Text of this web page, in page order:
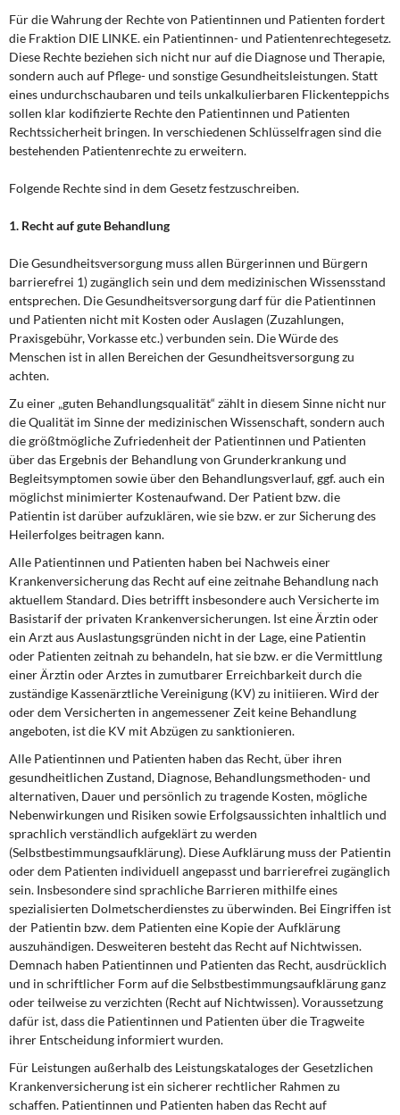
Für die Wahrung der Rechte von Patientinnen und Patienten fordert
die Fraktion DIE LINKE. ein Patientinnen- und Patientenrechtegesetz.
Diese Rechte beziehen sich nicht nur auf die Diagnose und Therapie,
sondern auch auf Pflege- und sonstige Gesundheitsleistungen. Statt
eines undurchschaubaren und teils unkalkulierbaren Flickenteppichs
sollen klar kodifizierte Rechte den Patientinnen und Patienten
Rechtssicherheit bringen. In verschiedenen Schlüsselfragen sind die
bestehenden Patientenrechte zu erweitern.
Folgende Rechte sind in dem Gesetz festzuschreiben.
1. Recht auf gute Behandlung
Die Gesundheitsversorgung muss allen Bürgerinnen und Bürgern
barrierefrei 1) zugänglich sein und dem medizinischen Wissensstand
entsprechen. Die Gesundheitsversorgung darf für die Patientinnen
und Patienten nicht mit Kosten oder Auslagen (Zuzahlungen,
Praxisgebühr, Vorkasse etc.) verbunden sein. Die Würde des
Menschen ist in allen Bereichen der Gesundheitsversorgung zu
achten.
Zu einer „guten Behandlungsqualität“ zählt in diesem Sinne nicht nur
die Qualität im Sinne der medizinischen Wissenschaft, sondern auch
die größtmögliche Zufriedenheit der Patientinnen und Patienten
über das Ergebnis der Behandlung von Grunderkrankung und
Begleitsymptomen sowie über den Behandlungsverlauf, ggf. auch ein
möglichst minimierter Kostenaufwand. Der Patient bzw. die
Patientin ist darüber aufzuklären, wie sie bzw. er zur Sicherung des
Heilerfolges beitragen kann.
Alle Patientinnen und Patienten haben bei Nachweis einer
Krankenversicherung das Recht auf eine zeitnahe Behandlung nach
aktuellem Standard. Dies betrifft insbesondere auch Versicherte im
Basistarif der privaten Krankenversicherungen. Ist eine Ärztin oder
ein Arzt aus Auslastungsgründen nicht in der Lage, eine Patientin
oder Patienten zeitnah zu behandeln, hat sie bzw. er die Vermittlung
einer Ärztin oder Arztes in zumutbarer Erreichbarkeit durch die
zuständige Kassenärztliche Vereinigung (KV) zu initiieren. Wird der
oder dem Versicherten in angemessener Zeit keine Behandlung
angeboten, ist die KV mit Abzügen zu sanktionieren.
Alle Patientinnen und Patienten haben das Recht, über ihren
gesundheitlichen Zustand, Diagnose, Behandlungsmethoden- und
alternativen, Dauer und persönlich zu tragende Kosten, mögliche
Nebenwirkungen und Risiken sowie Erfolgsaussichten inhaltlich und
sprachlich verständlich aufgeklärt zu werden
(Selbstbestimmungsaufklärung). Diese Aufklärung muss der Patientin
oder dem Patienten individuell angepasst und barrierefrei zugänglich
sein. Insbesondere sind sprachliche Barrieren mithilfe eines
spezialisierten Dolmetscherdienstes zu überwinden. Bei Eingriffen ist
der Patientin bzw. dem Patienten eine Kopie der Aufklärung
auszuhändigen. Desweiteren besteht das Recht auf Nichtwissen.
Demnach haben Patientinnen und Patienten das Recht, ausdrücklich
und in schriftlicher Form auf die Selbstbestimmungsaufklärung ganz
oder teilweise zu verzichten (Recht auf Nichtwissen). Voraussetzung
dafür ist, dass die Patientinnen und Patienten über die Tragweite
ihrer Entscheidung informiert wurden.
Für Leistungen außerhalb des Leistungskataloges der Gesetzlichen
Krankenversicherung ist ein sicherer rechtlicher Rahmen zu
schaffen. Patientinnen und Patienten haben das Recht auf